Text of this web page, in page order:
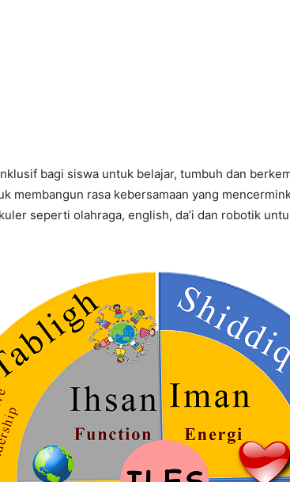
bagi siswa untuk belajar, tumbuh dan
membangun rasa kebersamaan yang
seperti olahraga, english, da’i dan robotik